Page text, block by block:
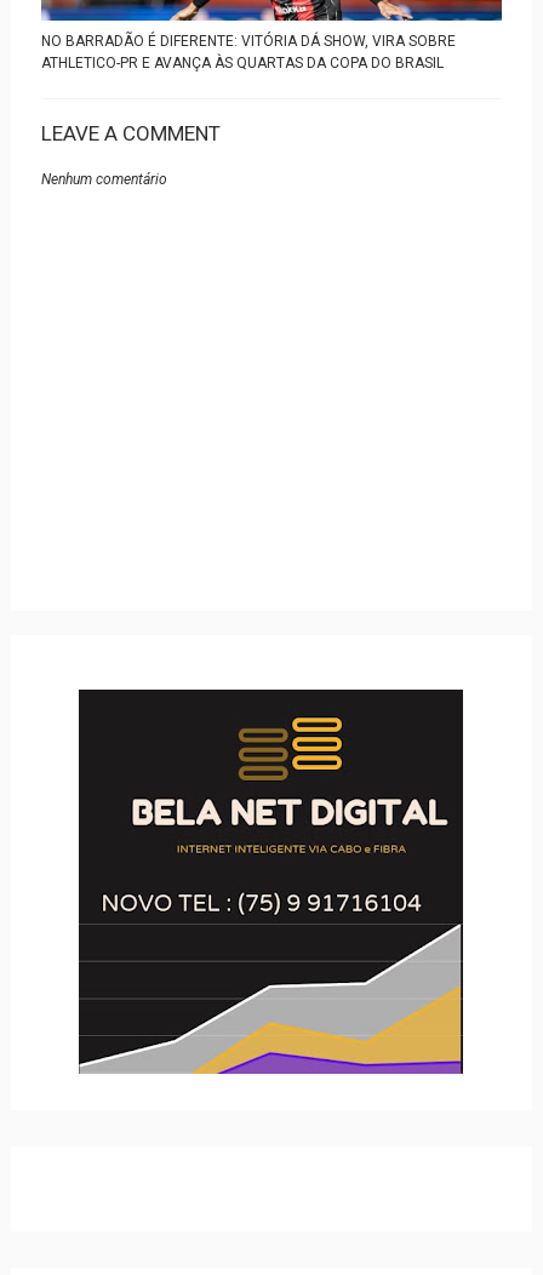
NO BARRADÃO É DIFERENTE: VITÓRIA DÁ SHOW, VIRA SOBRE
ATHLETICO-PR E AVANÇA ÀS QUARTAS DA COPA DO BRASIL
LEAVE A COMMENT
Nenhum comentário